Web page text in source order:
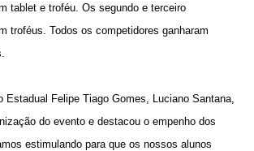
tablet e troféu. Os segundo e terceiro
troféus. Todos os competidores ganharam
Estadual Felipe Tiago Gomes, Luciano Santana,
do evento e destacou o empenho dos
estimulando para que os nossos alunos